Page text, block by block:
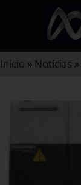
Início » Notícias »